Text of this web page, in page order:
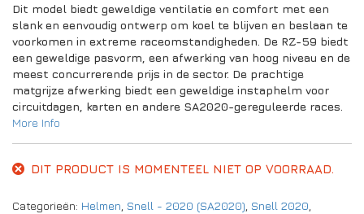
Dit model biedt geweldige ventilatie en comfort met een
slank en eenvoudig ontwerp om koel te blijven en beslaan te
voorkomen in extreme raceomstandigheden. De RZ-59 biedt
een geweldige pasvorm, een afwerking van hoog niveau en de
meest concurrerende prijs in de sector. De prachtige
matgrijze afwerking biedt een geweldige instaphelm voor
circuitdagen, karten en andere SA2020-gereguleerde races.
More Info
DIT PRODUCT IS MOMENTEEL NIET OP VOORRAAD.
Categorieën: Helmen Snell - 2020 (SA2020) Snell 2020